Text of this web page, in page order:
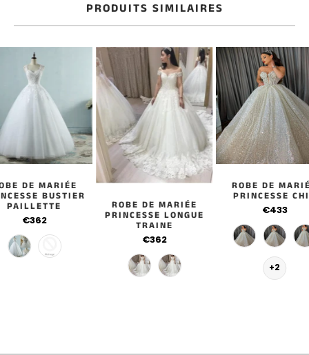
PRODUITS SIMILAIRES
DE MARIÉE
BUSTIER
PAILLETTE
€362
ROBE DE MARIÉE
PRINCESSE LONGUE
TRAINE
€362
ROBE DE
PRINCESSE
€433
+2